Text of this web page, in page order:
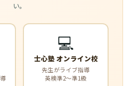
い。
💻
士心塾 オンライン校
先生がライブ指導
英検準2〜準1級